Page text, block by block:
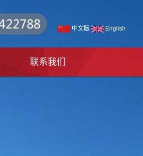
中文版 English
联系我们